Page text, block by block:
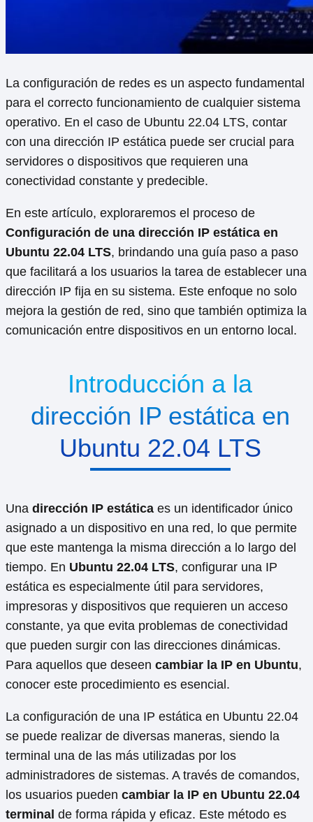
La configuración de redes es un aspecto fundamental
para el correcto funcionamiento de cualquier sistema
operativo. En el caso de Ubuntu 22.04 LTS, contar
con una dirección IP estática puede ser crucial para
servidores o dispositivos que requieren una
conectividad constante y predecible.
En este artículo, exploraremos el proceso de
Configuración de una dirección IP estática en
Ubuntu 22.04 LTS, brindando una guía paso a paso
que facilitará a los usuarios la tarea de establecer una
dirección IP fija en su sistema. Este enfoque no solo
mejora la gestión de red, sino que también optimiza la
comunicación entre dispositivos en un entorno local.
Introducción a la
dirección IP estática en
Ubuntu 22.04 LTS
Una dirección IP estática es un identificador único
asignado a un dispositivo en una red, lo que permite
que este mantenga la misma dirección a lo largo del
tiempo. En Ubuntu 22.04 LTS, configurar una IP
estática es especialmente útil para servidores,
impresoras y dispositivos que requieren un acceso
constante, ya que evita problemas de conectividad
que pueden surgir con las direcciones dinámicas.
Para aquellos que deseen cambiar la IP en Ubuntu,
conocer este procedimiento es esencial.
La configuración de una IP estática en Ubuntu 22.04
se puede realizar de diversas maneras, siendo la
terminal una de las más utilizadas por los
administradores de sistemas. A través de comandos,
los usuarios pueden cambiar la IP en Ubuntu 22.04
terminal de forma rápida y eficaz. Este método es